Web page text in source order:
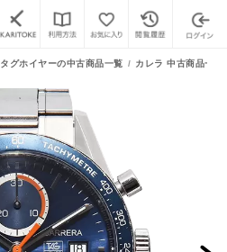
タグホイヤーの中古商品一覧 カレラ 中古商品一覧